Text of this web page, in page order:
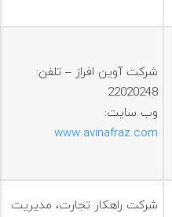
شرکت آوین افراز – تلفن:
22020248
وب سایت:
www.avinafraz.com
شرکت راهکار تجارت، مدیریت